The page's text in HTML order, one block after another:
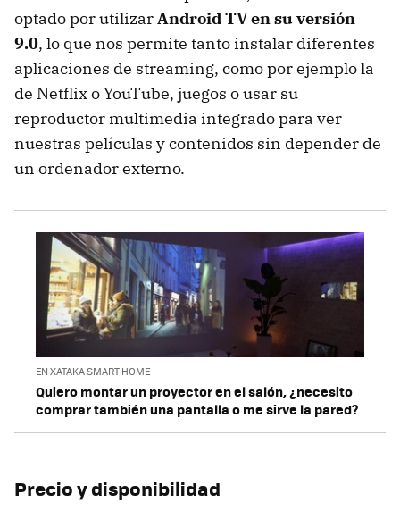
optado por utilizarAndroid TV en su versión
9.0, lo que nos permite tanto instalar diferentes
aplicaciones de streaming, como por ejemplo la
de Netflix o YouTube, juegos o usar su
reproductor multimedia integrado para ver
nuestras películas y contenidos sin depender de
un ordenador externo.
EN XATAKA SMART HOME
Quiero montar un proyector en el salón, ¿necesito
comprar también una pantalla o me sirve la pared?
Precio y disponibilidad